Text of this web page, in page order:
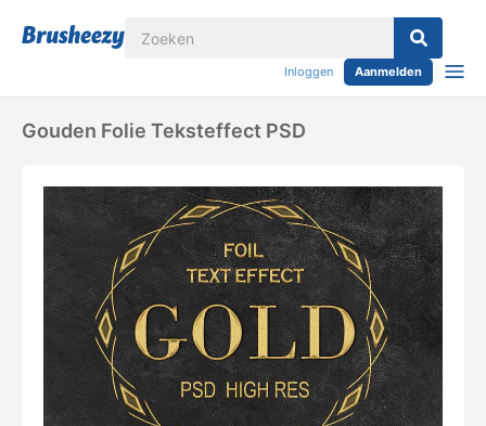
Inloggen Aanmelden
Gouden Folie Teksteffect PSD